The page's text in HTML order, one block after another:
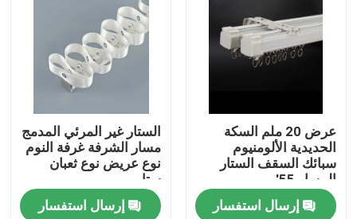
عرض 20 ملم السكة
الحديدية الألومنيوم
سبائك السقف الستار
المسار 55'
إرسال استفسار
الستار غير المرئي المدمج
مسار الشرفة غرفة النوم
نوع عريض نوع ثعبان
ستار
إرسال استفسار